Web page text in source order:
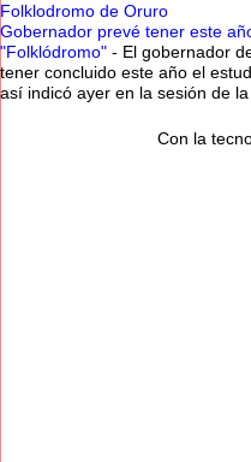
Folklodromo de Oruro
Gobernador prevé tener este
"Folklódromo" - El gobernador
tener concluido este año el
así indicó ayer en la sesión de la
Con la